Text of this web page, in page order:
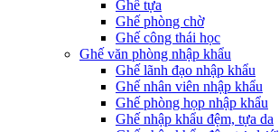
Ghế tựa
Ghế phòng chờ
Ghế công thái học
Ghế văn phòng nhập khẩu
Ghế lãnh đạo nhập khẩu
Ghế nhân viên nhập khẩu
Ghế phòng họp nhập khẩu
Ghế nhập khẩu đệm, tựa da